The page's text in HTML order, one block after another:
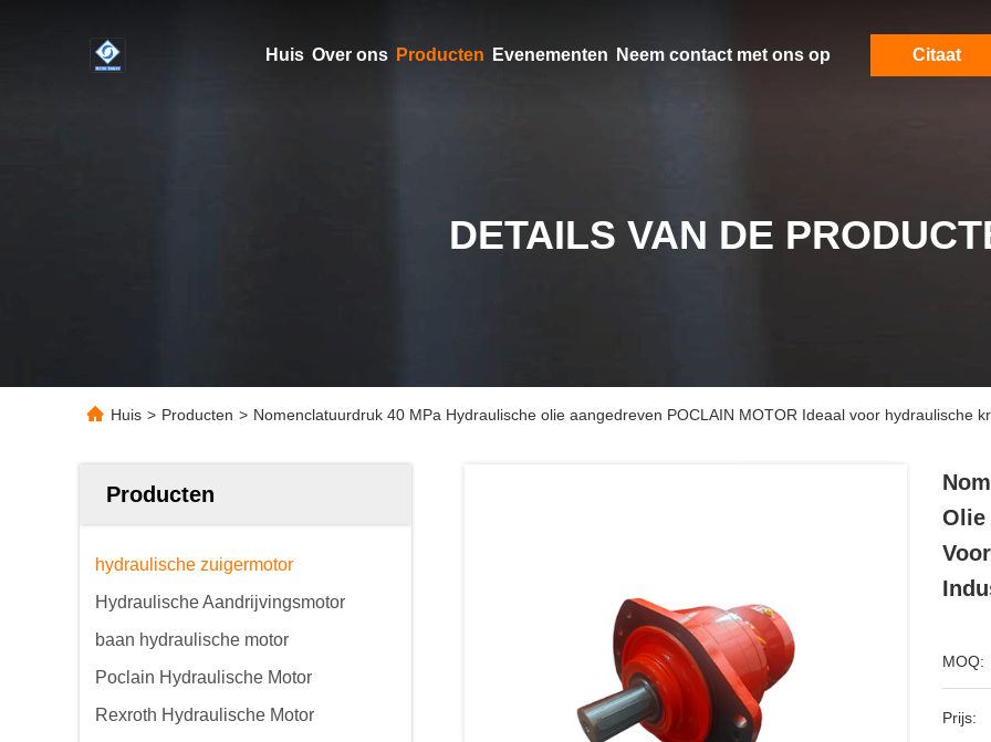
Huis Over ons Producten Evenementen Neem contact met ons op Citaat
DETAILS VAN DE
Huis > Producten > Nomenclatuurdruk 40 MPa Hydraulische olie aangedreven POCLAIN MOTOR Ideaal voor hydraulische
Producten
hydraulische zuigermotor
Hydraulische Aandrijvingsmotor
baan hydraulische motor
Poclain Hydraulische Motor
Rexroth Hydraulische Motor
Olie
MOQ:
Prijs: